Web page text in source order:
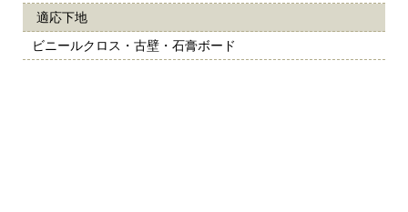
適応下地
ビニールクロス・古壁・石膏ボード